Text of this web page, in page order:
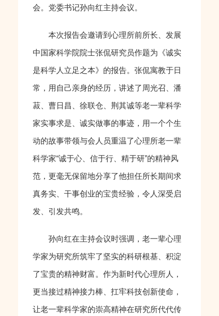
会。党委书记孙向红主持会议。
本次报告会邀请到心理所前所长、发展
中国家科学院院士张侃研究员作题为《诚实
是科学人立足之本》的报告。张侃寓教于日
常，用自己亲身的经历，讲述了周光召、潘
菽、曹日昌、徐联仓、荆其诚等老一辈科学
家实事求是、诚实做事的事迹，用一个个生
动的故事带领与会人员重温了心理所老一辈
科学家“诚于心、信于行、精于研”的精神风
范，更毫无保留地分享了他担任所长期间求
真务实、干事创业的宝贵经验，令人深受启
发、引发共鸣。
孙向红在主持会议时强调，老一辈心理
学家为研究所筑牢了坚实的科研根基、积淀
了宝贵的精神财富。作为新时代心理所人，
更当接过精神接力棒、扛牢科技创新使命，
让老一辈科学家的崇高精神在研究所代代传